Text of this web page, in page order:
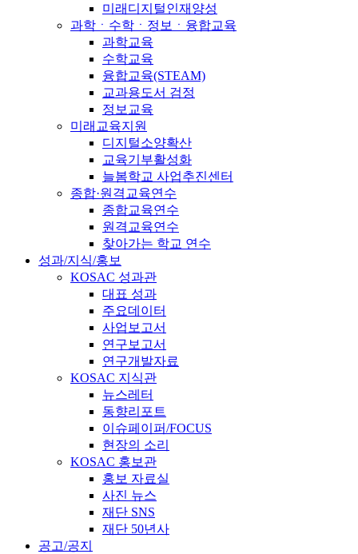
미래디지털인재양성
과학ㆍ수학ㆍ정보ㆍ융합교육
과학교육
수학교육
융합교육(STEAM)
교과용도서 검정
정보교육
미래교육지원
디지털소양확산
교육기부활성화
늘봄학교 사업추진센터
종합·원격교육연수
종합교육연수
원격교육연수
찾아가는 학교 연수
성과/지식/홍보
KOSAC 성과관
대표 성과
주요데이터
사업보고서
연구보고서
연구개발자료
KOSAC 지식관
뉴스레터
동향리포트
이슈페이퍼/FOCUS
현장의 소리
KOSAC 홍보관
홍보 자료실
사진 뉴스
재단 SNS
재단 50년사
공고/공지